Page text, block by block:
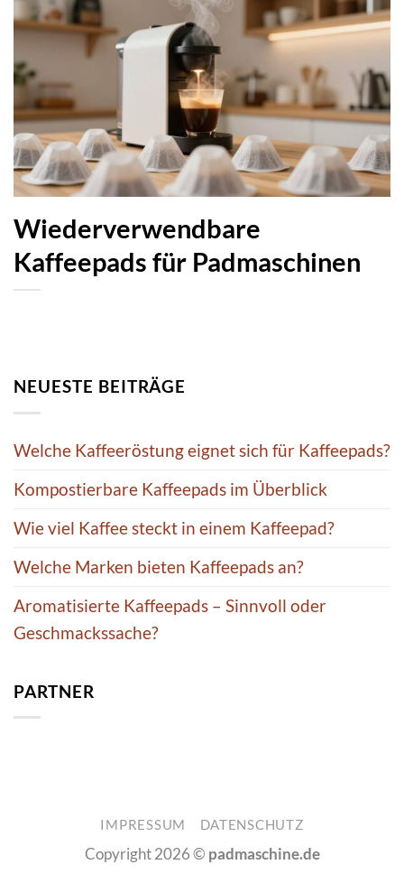
Wiederverwendbare
Kaffeepads für Padmaschinen
NEUESTE BEITRÄGE
Welche Kaffeeröstung eignet sich für Kaffeepads?
Kompostierbare Kaffeepads im Überblick
Wie viel Kaffee steckt in einem Kaffeepad?
Welche Marken bieten Kaffeepads an?
Aromatisierte Kaffeepads – Sinnvoll oder
Geschmackssache?
PARTNER
IMPRESSUM DATENSCHUTZ
Copyright 2026 © padmaschine.de